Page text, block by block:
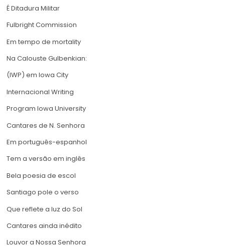
É Ditadura Militar
Fulbright Commission
Em tempo de mortality
Na Calouste Gulbenkian:
(IWP) em Iowa City
Internacional Writing
Program Iowa University
Cantares de N. Senhora
Em português-espanhol
Tem a versão em inglês
Bela poesia de escol
Santiago pole o verso
Que reflete a luz do Sol
Cantares ainda inédito
Louvor a Nossa Senhora